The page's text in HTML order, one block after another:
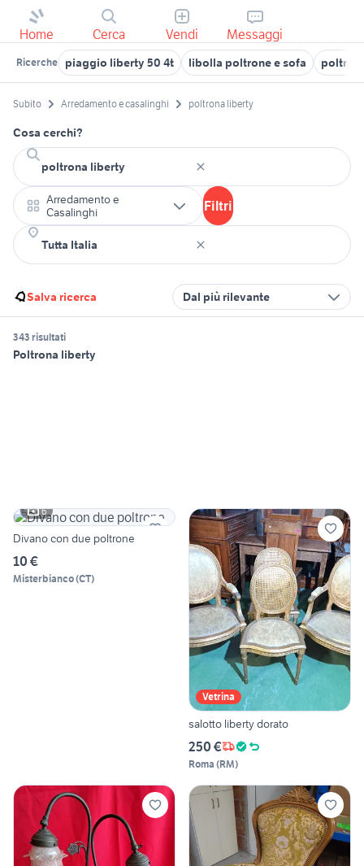
Home Cerca Vendi Messaggi
Ricerche piaggio liberty 50 4t libolla poltrone e sofa
Subito Arredamento e casalinghi poltrona liberty
Cosa cerchi?
Arredamento e
Casalinghi
Filtri
Salva ricerca Dal più rilevante
343 risultati
Poltrona liberty
6
Divano con due poltrone
10 €
Misterbianco(CT)
Vetrina
salotto liberty dorato
250 €
Roma (RM)